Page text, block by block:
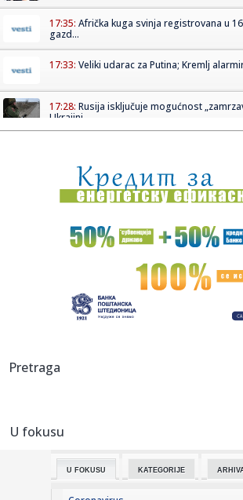
17:35: Afrička kuga svinja registrovana u
gazd...
17:33: Veliki udarac za Putina; Kremlj
17:28: Rusija isključuje mogućnost
Ukrajini
17:25:IDAN VERED O REVANŠU ZVEZDE I
u ha...
17:22:Adrenalin, voda i humanost na istoj
Challenge by ...
Odmah problemi: Amerikanac mora
17:18:Млади кроз Србију упознају
na ...
17:17:
17:17:
Policija zaustavila kolonu svatova:
Pretraga
U fokusu
U FOKUSU KATEGORIJE